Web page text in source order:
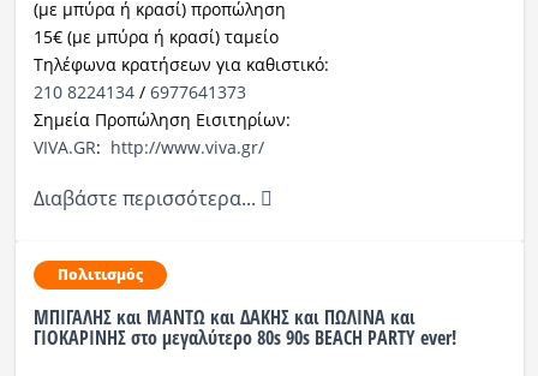
(με μπύρα ή κρασί) προπώληση
15€ (με μπύρα ή κρασί) ταμείο
Τηλέφωνα κρατήσεων για καθιστικό:
210 8224134/ 6977641373
Σημεία Προπώληση Εισιτηρίων:
VIVA.GR: http://www.viva.gr/
Διαβάστε περισσότερα...
Πολιτισμός
ΜΠΙΓΑΛΗΣ και ΜΑΝΤΩ και ΔΑΚΗΣ και ΠΩΛΙΝΑ και
ΓΙΟΚΑΡΙΝΗΣ στο μεγαλύτερο 80s 90s BEACH PARTY ever!